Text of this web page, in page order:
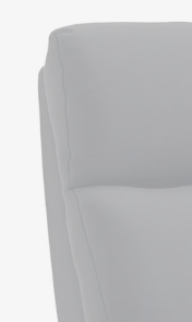
Bej | Aosom